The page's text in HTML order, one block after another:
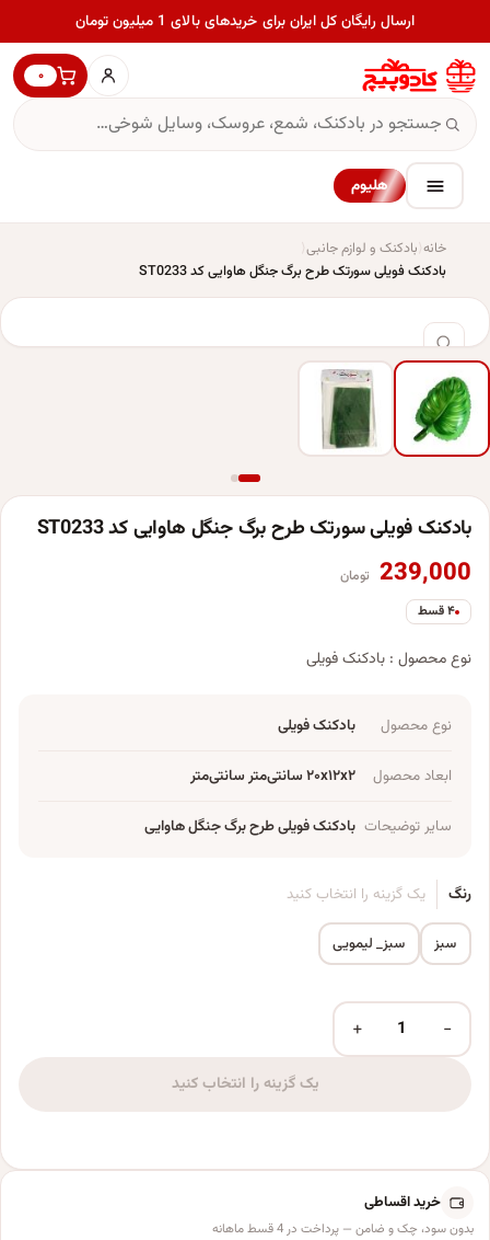
ارسال رایگان کل ایران برای خریدهای بالای 1 میلیون تومان
۰
هلیوم
خانه بادکنک و لوازم جانبی
بادکنک فویلی سورتک طرح برگ جنگل هاوایی کد ST0233
بادکنک فویلی سورتک طرح برگ جنگل هاوایی کد ST0233
239,000 تومان
۴ قسط
نوع محصول : بادکنک فویلی
نوع محصول بادکنک فویلی
ابعاد محصول ۲۰x۱۲x۲ سانتی‌متر سانتی‌متر
سایر توضیحات بادکنک فویلی طرح برگ جنگل هاوایی
رنگ یک گزینه را انتخاب کنید
سبز سبز_ لیمویی
بادکنک فویلی سورتک طرح برگ جنگل هاوایی کد ST0233 عدد
−
+
یک گزینه را انتخاب کنید
خرید اقساطی
بدون سود، چک و ضامن — پرداخت در 4 قسط ماهانه